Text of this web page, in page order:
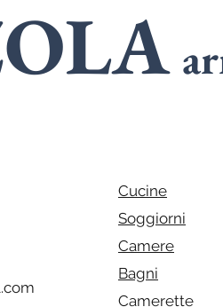
Cucine
Soggiorni
Camere
Bagni
Camerette